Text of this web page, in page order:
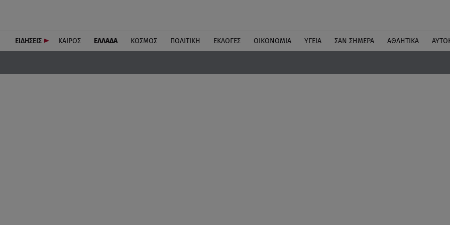
ΕΙΔΗΣΕΙΣ ΚΑΙΡΟΣ ΕΛΛΑΔΑ ΚΟΣΜΟΣ ΠΟΛΙΤΙΚΗ ΕΚΛΟΓΕΣ ΟΙΚΟΝΟΜΙΑ ΥΓΕΙΑ ΣΑΝ ΣΗΜΕΡΑ ΑΘΛΗΤΙΚΑ